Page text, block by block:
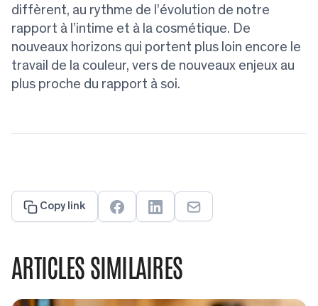
diffèrent, au rythme de l’évolution de notre
rapport à l’intime et à la cosmétique. De
nouveaux horizons qui portent plus loin encore le
travail de la couleur, vers de nouveaux enjeux au
plus proche du rapport à soi.
Copy link
ARTICLES SIMILAIRES